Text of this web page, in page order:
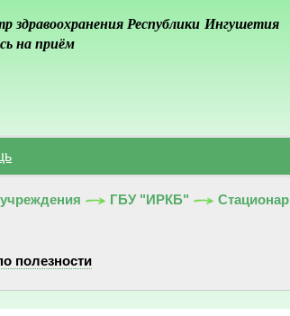
здравоохранения Республики Ингушетия
на приём
ГБУ "ИРКБ" Стационар
полезности